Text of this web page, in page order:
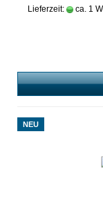
Lieferzeit: ca. 1
NEU